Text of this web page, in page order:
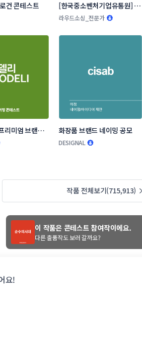
건 콘테스트
[한국중소벤처기업유통원] 소
상공인 온라인 판로지원사업
라우드소싱_전문가
리미엄 브랜드
화장품 브랜드 네이밍 공모
DESIGNAL
작품 전체보기(715,913)
요!
이 작품은 콘테스트 참여작이에요.
다른 출품작도 보러 갈까요?